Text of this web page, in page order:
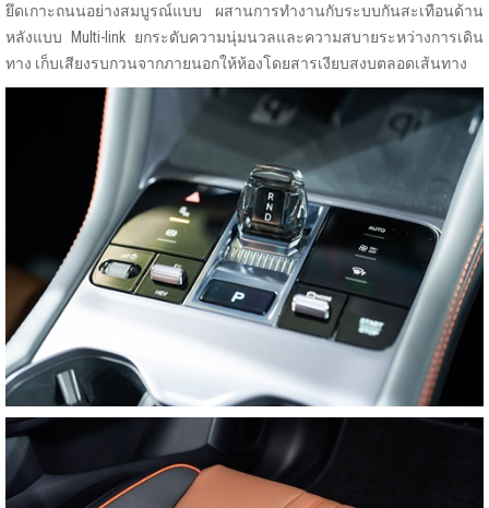
ยึดเกาะถนนอย่างสมบูรณ์แบบ ผสานการทำงานกับระบบกันสะเทือนด้าน
หลังแบบ Multi-link ยกระดับความนุ่มนวลและความสบายระหว่างการเดิน
ทาง เก็บเสียงรบกวนจากภายนอกให้ห้องโดยสารเงียบสงบตลอดเส้นทาง